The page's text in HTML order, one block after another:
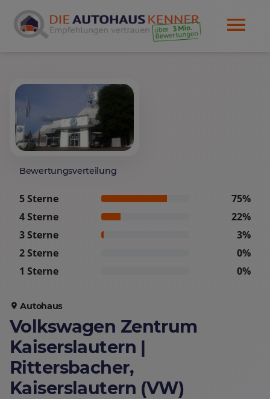
Bewertungsverteilung
5 Sterne
75%
4 Sterne
22%
3 Sterne
3%
2 Sterne
0%
1 Sterne
0%
Autohaus
Volkswagen Zentrum
Kaiserslautern |
Rittersbacher,
Kaiserslautern (VW)